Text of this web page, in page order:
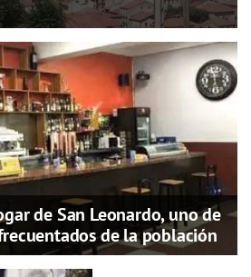
de San Leonardo, uno de
de la población